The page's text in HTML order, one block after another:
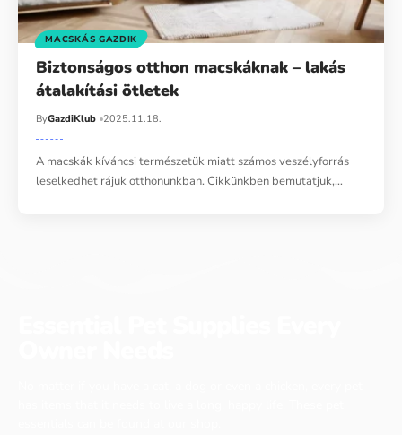
MACSKÁS GAZDIK
Biztonságos otthon macskáknak – lakás
átalakítási ötletek
ByGazdiKlub 2025.11.18.
A macskák kíváncsi természetük miatt számos veszélyforrás
leselkedhet rájuk otthonunkban. Cikkünkben bemutatjuk,…